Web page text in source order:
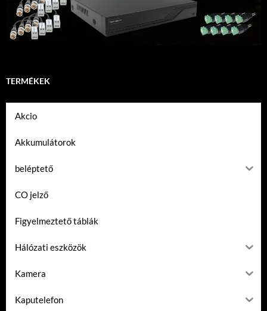
TERMÉKEK
Akcio
Akkumulátorok
beléptető
CO jelző
Figyelmeztető táblák
Hálózati eszközök
Kamera
Kaputelefon